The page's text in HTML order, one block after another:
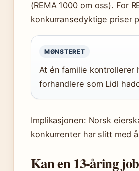
(REMA 1000 om oss). For
konkurransedyktige priser
MØNSTERET
At én familie kontrollerer
forhandlere som Lidl
Implikasjonen: Norsk
konkurrenter har slitt med
Kan en 13-åring